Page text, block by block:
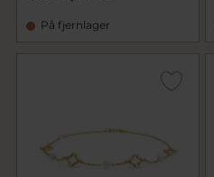
På fjernlager